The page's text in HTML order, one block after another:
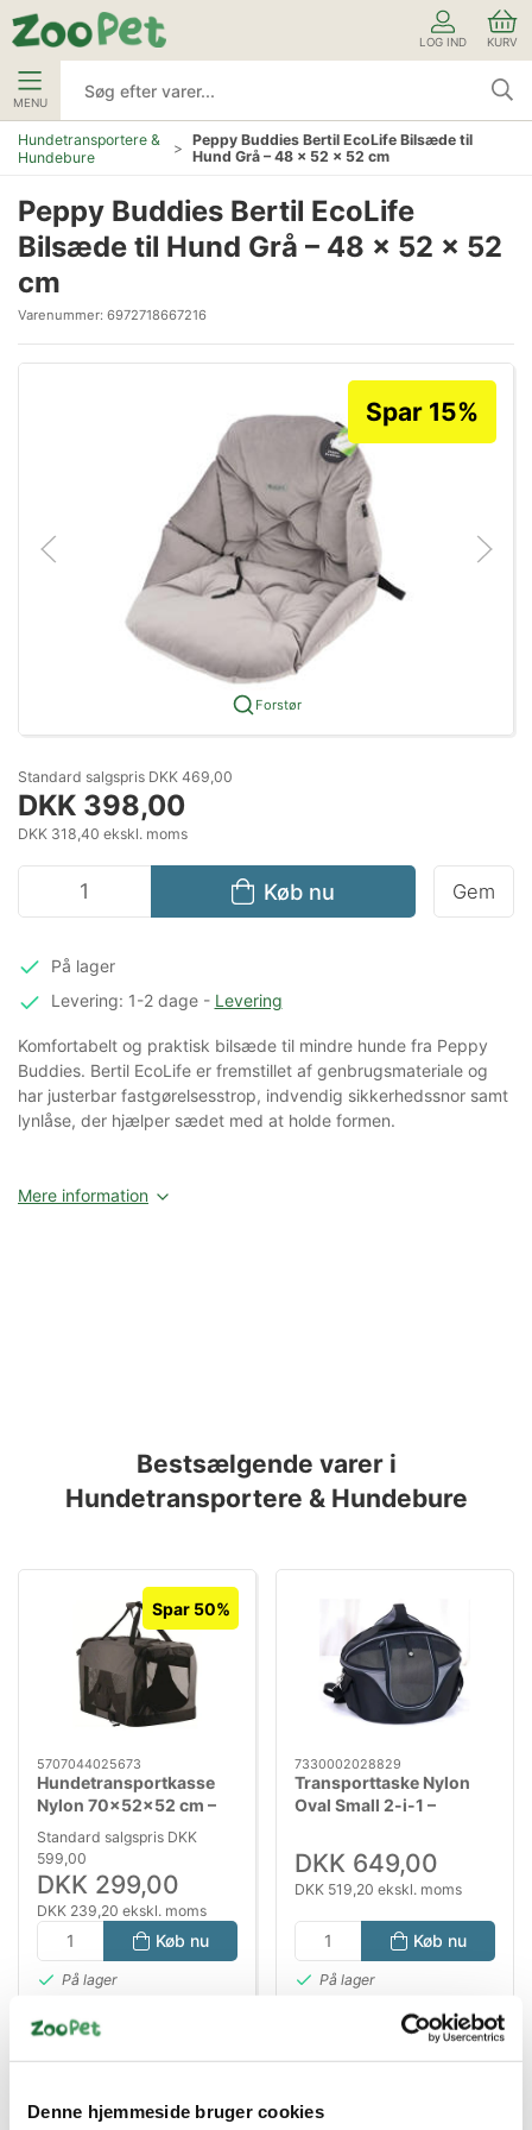
Denne hjemmeside bruger cookies
LOG IND KURV
MENU
Hundetransportere &
Hundebure
Peppy Buddies Bertil EcoLife Bilsæde til
Hund Grå – 48 x 52 x 52 cm
Peppy Buddies Bertil EcoLife
Bilsæde til Hund Grå – 48 x 52 x 52
cm
Varenummer: 6972718667216
Forstør
Spar 15%
Standard salgspris DKK 469,00
DKK 398,00
DKK 318,40 ekskl. moms
Køb nu Gem
På lager
Levering: 1-2 dage- Levering
Komfortabelt og praktisk bilsæde til mindre hunde fra Peppy
Buddies. Bertil EcoLife er fremstillet af genbrugsmateriale og
har justerbar fastgørelsesstrop, indvendig sikkerhedssnor samt
lynlåse, der hjælper sædet med at holde formen.
Mere information
Bestsælgende varer i
Hundetransportere & Hundebure
Spar 50%
5707044025673
Hundetransportkasse
Nylon 70×52×52 cm –
Sammenklappelig
Transporttaske med
Stålrørsramme
Standard salgspris DKK
599,00
DKK 299,00
DKK 239,20 ekskl. moms
Køb nu
På lager
7330002028829
Transporttaske Nylon
Oval Small 2-i-1 –
cm
DKK 649,00
DKK 519,20 ekskl. moms
Køb nu
På lager